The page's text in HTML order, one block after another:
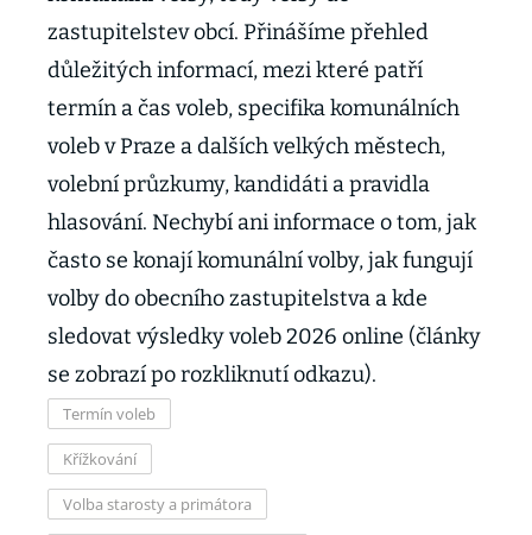
zastupitelstev obcí. Přinášíme přehled
důležitých informací, mezi které patří
termín a čas voleb, specifika komunálních
voleb v Praze a dalších velkých městech,
volební průzkumy, kandidáti a pravidla
hlasování. Nechybí ani informace o tom, jak
často se konají komunální volby, jak fungují
volby do obecního zastupitelstva a kde
sledovat výsledky voleb 2026 online (články
se zobrazí po rozkliknutí odkazu).
Termín voleb
Křížkování
Volba starosty a primátora